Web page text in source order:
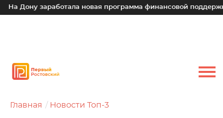
Дону заработала новая программа финансовой поддержки
Главная Новости Топ-3